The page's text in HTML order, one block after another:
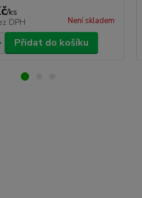
/ks
DPH Není skladem
Přidat do košíku